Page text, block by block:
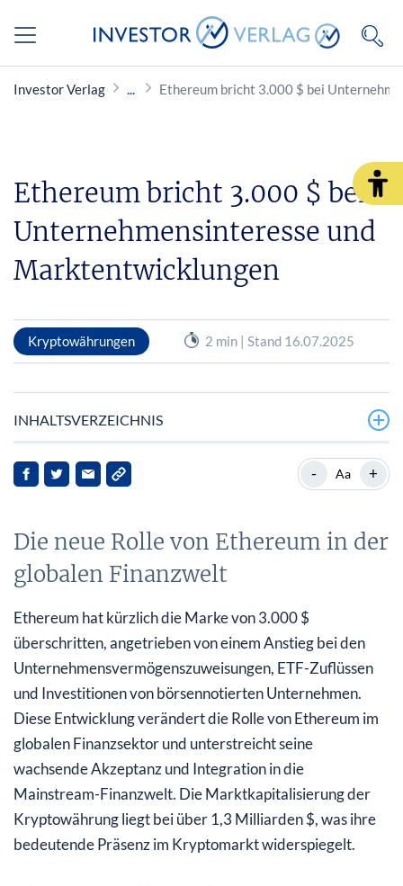
Investor Verlag Ethereum bricht 3.000 $ bei
Ethereum bricht 3.000 $ bei
Unternehmensinteresse und
Marktentwicklungen
Kryptowährungen 2 min | Stand 16.07.2025
INHALTSVERZEICHNIS
Die neue Rolle von Ethereum in der globalen Finanzwelt
Aktuelle Marktentwicklungen
Implikationen für die Interessengruppen
Schlussfolgerung
- Aa +
Die neue Rolle von Ethereum in der
globalen Finanzwelt
Ethereum hat kürzlich die Marke von 3.000 $
überschritten, angetrieben von einem Anstieg bei den
Unternehmensvermögenszuweisungen, ETF-Zuflüssen
und Investitionen von börsennotierten Unternehmen.
Diese Entwicklung verändert die Rolle von Ethereum im
globalen Finanzsektor und unterstreicht seine
wachsende Akzeptanz und Integration in die
Mainstream-Finanzwelt. Die Marktkapitalisierung der
Kryptowährung liegt bei über 1,3 Milliarden $, was ihre
bedeutende Präsenz im Kryptomarkt widerspiegelt.